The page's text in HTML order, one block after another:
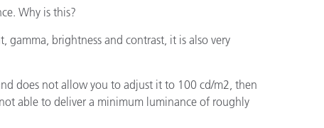
Why is this?
brightness and contrast, it is also very
does not allow you to adjust it to 100 cd/m2, then
able to deliver a minimum luminance of roughly